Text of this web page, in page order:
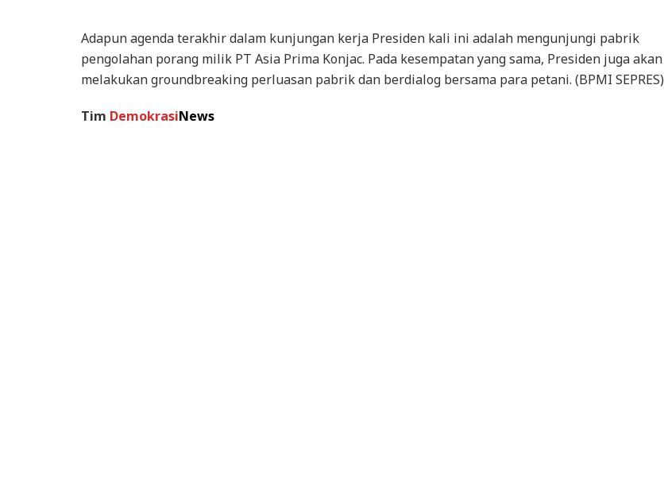
Adapun agenda terakhir dalam kunjungan kerja Presiden kali ini adalah mengunjungi pabrik
pengolahan porang milik PT Asia Prima Konjac. Pada kesempatan yang sama, Presiden juga akan
melakukan groundbreaking perluasan pabrik dan berdialog bersama para petani. (BPMI SEPRES)
Tim DemokrasiNews